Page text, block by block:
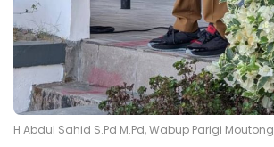
H Abdul Sahid S.Pd M.Pd, Wabup Parigi